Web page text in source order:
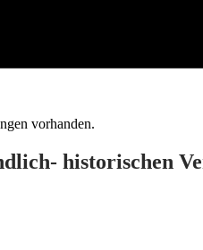
vorhanden.
historischen